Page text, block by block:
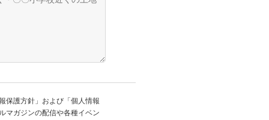
保護方針」および「個人情報
マガジンの配信や各種イベン